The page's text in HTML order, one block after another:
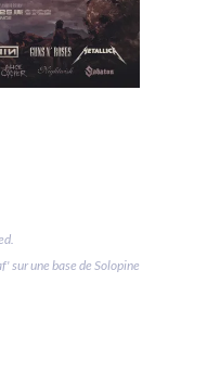
sur une base de Solopine